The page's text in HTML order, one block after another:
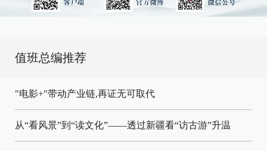
值班总编推荐
"电影+"带动产业链,再证无可取代
从“看风景”到“读文化”——透过新疆看“访古游”升温